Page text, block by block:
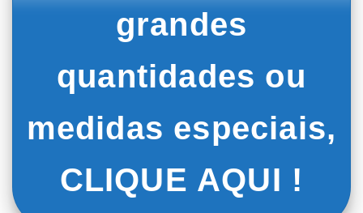
opções
podem
escolhidas
na
do
produto
escolhidas
na
do
produto
grandes
quantidades ou
medidas especiais,
CLIQUE AQUI !